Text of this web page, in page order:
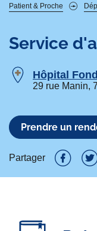
Fil
Patient & Proche
Service
Hôpital
29 rue Manin,
Prendre un
Partager
P
P